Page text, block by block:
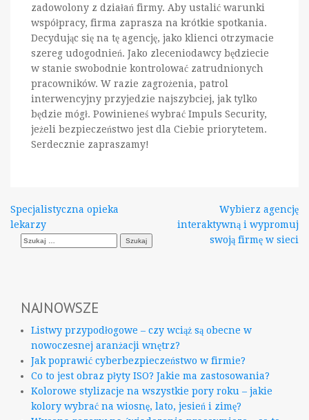
zadowolony z działań firmy. Aby ustalić warunki
współpracy, firma zaprasza na krótkie spotkania.
Decydując się na tę agencję, jako klienci otrzymacie
szereg udogodnień. Jako zleceniodawcy będziecie
w stanie swobodnie kontrolować zatrudnionych
pracowników. W razie zagrożenia, patrol
interwencyjny przyjedzie najszybciej, jak tylko
będzie mógł. Powinieneś wybrać Impuls Security,
jeżeli bezpieczeństwo jest dla Ciebie priorytetem.
Serdecznie zapraszamy!
Nawigacja
wpisu
Specjalistyczna opieka
lekarzy
Wybierz agencję
interaktywną i wypromuj
swoją firmę w sieci
Szukaj:
NAJNOWSZE
Listwy przypodłogowe – czy wciąż są obecne w
nowoczesnej aranżacji wnętrz?
Jak poprawić cyberbezpieczeństwo w firmie?
Co to jest obraz płyty ISO? Jakie ma zastosowania?
Kolorowe stylizacje na wszystkie pory roku – jakie
kolory wybrać na wiosnę, lato, jesień i zimę?